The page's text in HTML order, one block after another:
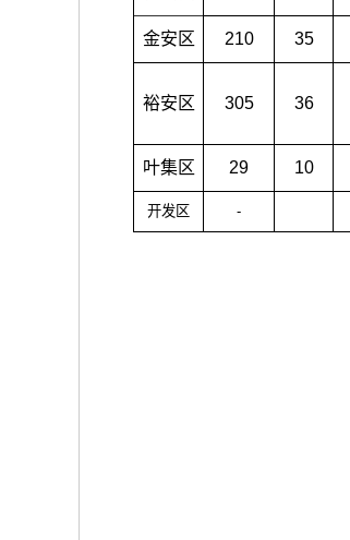
金安区 210 35
裕安区 305 36
叶集区 29 10
开发区 -